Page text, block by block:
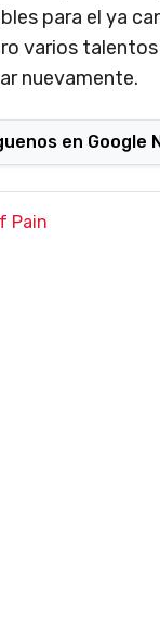
para el ya
varios
nuevamente.
en Google
Pain